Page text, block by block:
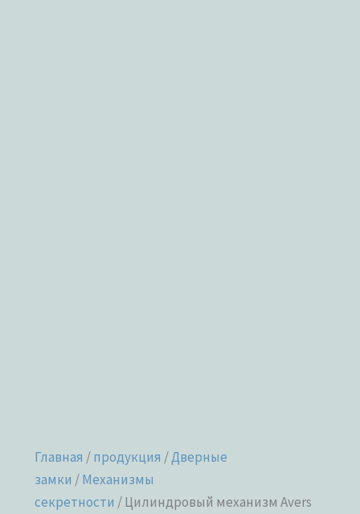
Главная /продукция /Дверные
замки /Механизмы
секретности / Цилиндровый механизм Avers